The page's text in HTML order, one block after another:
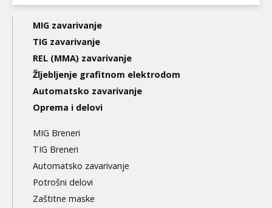
Main
navigation
3nd
level
MIG zavarivanje
TIG zavarivanje
REL (MMA) zavarivanje
Žljebljenje grafitnom elektrodom
Automatsko zavarivanje
Oprema i delovi
MIG Breneri
TIG Breneri
Automatsko zavarivanje
Potrošni delovi
Zaštitne maske